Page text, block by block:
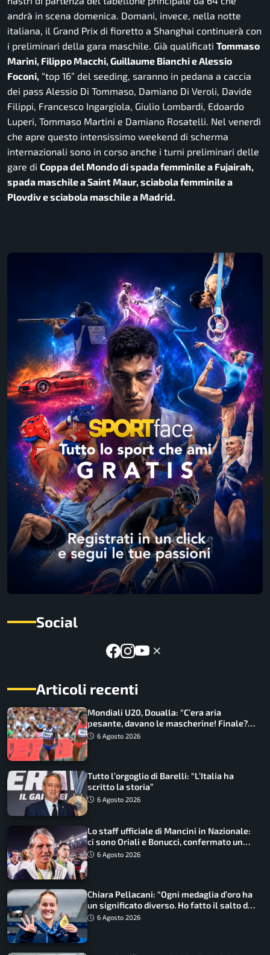
andrà in scena domenica. Domani, invece, nella notte
italiana, il Grand Prix di fioretto a Shanghai continuerà con
i preliminari della gara maschile. Già qualificati Tommaso
Marini, Filippo Macchi, Guillaume Bianchi e Alessio
Foconi, “top 16” del seeding, saranno in pedana a caccia
dei pass Alessio Di Tommaso, Damiano Di Veroli, Davide
Filippi, Francesco Ingargiola, Giulio Lombardi, Edoardo
Luperi, Tommaso Martini e Damiano Rosatelli. Nel venerdì
che apre questo intensissimo weekend di scherma
internazionali sono in corso anche i turni preliminari delle
gare di Coppa del Mondo di spada femminile a Fujairah,
spada maschile a Saint Maur, sciabola femminile a
Plovdiv e sciabola maschile a Madrid.
Social
Articoli recenti
Mondiali U20, Doualla: “C’era aria
pesante, davano le mascherine! Finale?
Non ho nulla da perdere”
6 Agosto 2026
Tutto l’orgoglio di Barelli: “L’Italia ha
scritto la storia”
6 Agosto 2026
Lo staff ufficiale di Mancini in Nazionale:
ci sono Oriali e Bonucci, confermato un
ritorno
6 Agosto 2026
Chiara Pellacani: “Ogni medaglia d’oro ha
un significato diverso. Ho fatto il salto di
qualità”
6 Agosto 2026